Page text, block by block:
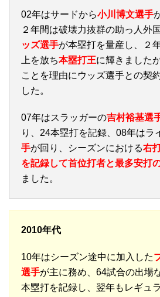
02年はサードから小川博文選手
２年間は破壊力抜群の助っ人外国
ッズ選手が本塁打を量産し、２
上を放ち本塁打王に輝きました
ことを理由にウッズ選手との契
した。
07年はスラッガーの吉村裕基選
り、24本塁打を記録、08年はラ
手が回り、シーズンにおける右
を記録して首位打者と最多安打
ました。
2010年代
10年はシーズン途中に加入した
選手が主に務め、64試合の出場
本塁打を記録し、翌年もレギュ